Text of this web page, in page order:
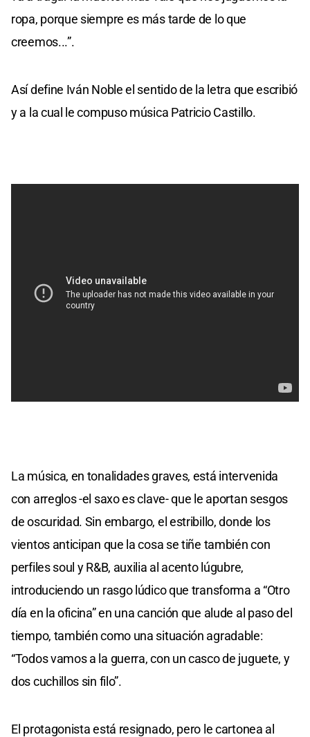
ropa, porque siempre es más tarde de lo que
creemos...”.
Así define Iván Noble el sentido de la letra que escribió
y a la cual le compuso música Patricio Castillo.
La música, en tonalidades graves, está intervenida
con arreglos -el saxo es clave- que le aportan sesgos
de oscuridad. Sin embargo, el estribillo, donde los
vientos anticipan que la cosa se tiñe también con
perfiles soul y R&B, auxilia al acento lúgubre,
introduciendo un rasgo lúdico que transforma a “Otro
día en la oficina” en una canción que alude al paso del
tiempo, también como una situación agradable:
“Todos vamos a la guerra, con un casco de juguete, y
dos cuchillos sin filo”.
El protagonista está resignado, pero le cartonea al